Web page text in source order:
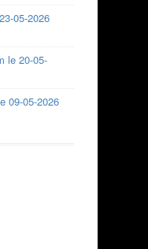
05-2026
le 20-05-
09-05-2026